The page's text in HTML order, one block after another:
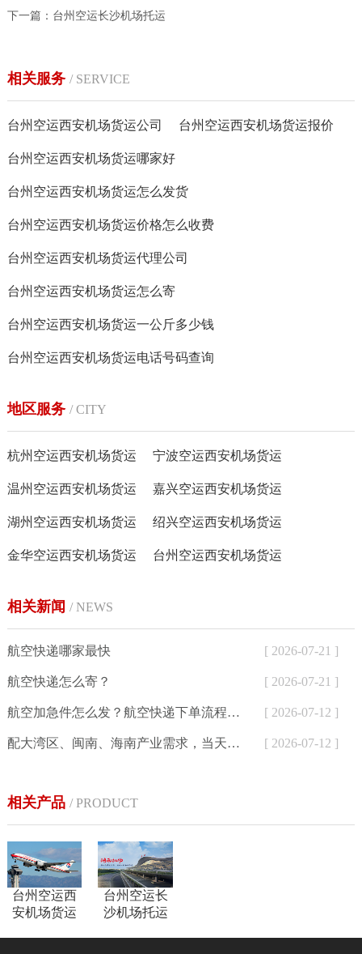
下一篇： 台州空运长沙机场托运
相关服务 / SERVICE
台州空运西安机场货运公司 台州空运西安机场货运报价
台州空运西安机场货运哪家好
台州空运西安机场货运怎么发货
台州空运西安机场货运价格怎么收费
台州空运西安机场货运代理公司
台州空运西安机场货运怎么寄
台州空运西安机场货运一公斤多少钱
台州空运西安机场货运电话号码查询
地区服务 / CITY
杭州空运西安机场货运 宁波空运西安机场货运
温州空运西安机场货运 嘉兴空运西安机场货运
湖州空运西安机场货运 绍兴空运西安机场货运
金华空运西安机场货运 台州空运西安机场货运
相关新闻 / NEWS
航空快递哪家最快 [ 2026-07-21 ]
航空快递怎么寄？ [ 2026-07-21 ]
航空加急件怎么发？航空快递下单流程与24小时寄件方式详解 [ 2026-07-12 ]
配大湾区、闽南、海南产业需求，当天达航空快递为外贸、生鲜、制造企业提供加急空运解决方案 [ 2026-07-12 ]
相关产品 / PRODUCT
台州空运西
安机场货运
台州空运长
沙机场托运